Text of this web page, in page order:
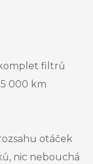
filtrů
000 km
otáček
nic nebouchá